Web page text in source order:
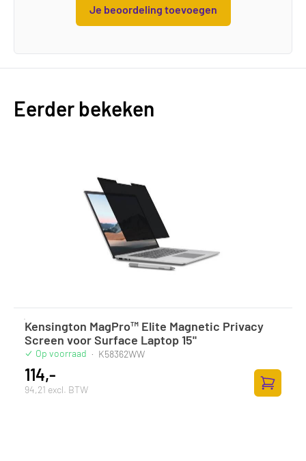
Je beoordeling toevoegen
Eerder bekeken
Kensington MagPro™ Elite Magnetic Privacy
Screen voor Surface Laptop 15"
Op voorraad · K58362WW
114,-
94,21 excl. BTW